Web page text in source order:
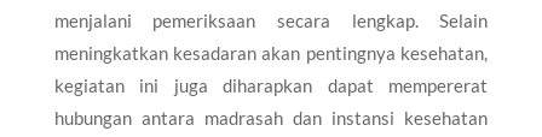
menjalani pemeriksaan secara lengkap. Selain
meningkatkan kesadaran akan pentingnya kesehatan,
kegiatan ini juga diharapkan dapat mempererat
hubungan antara madrasah dan instansi kesehatan